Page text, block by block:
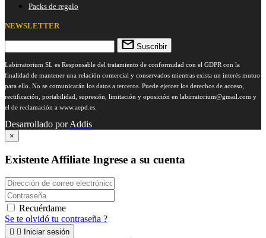
Packs de regalo
NEWSLETTER
Suscribir
Labirratorium SL es Responsable del tratamiento de conformidad con el GDPR con la
finalidad de mantener una relación comercial y conservados mientras exista un interés mutuo
para ello. No se comunicarán los datos a terceros. Puede ejercer los derechos de acceso,
rectificación, portabilidad, supresión, limitación y oposición en labirratorium@gmail.com y
el de reclamación a www.aepd.es.
Desarrollado porAddis
×
Existente Affiliate Ingrese a su cuenta
Recuérdame
Se te olvidó tu contraseña ?
  Iniciar sesión